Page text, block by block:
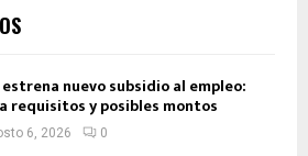
estrena nuevo subsidio al empleo:
requisitos y posibles montos
6, 2026 0